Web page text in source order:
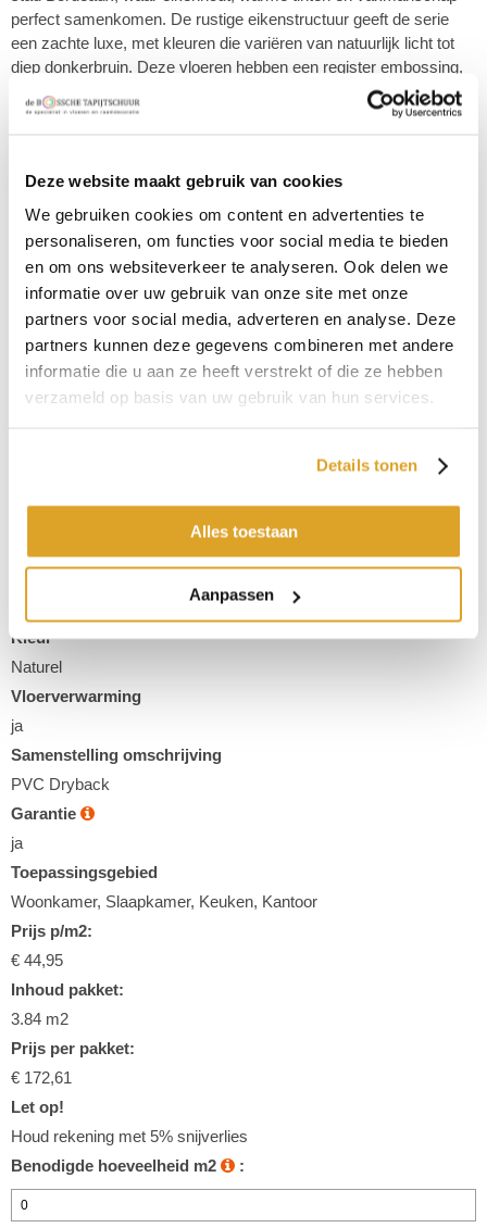
Deze website maakt gebruik van cookies
We gebruiken cookies om content en advertenties te
personaliseren, om functies voor social media te bieden
en om ons websiteverkeer te analyseren. Ook delen we
informatie over uw gebruik van onze site met onze
partners voor social media, adverteren en analyse. Deze
partners kunnen deze gegevens combineren met andere
informatie die u aan ze heeft verstrekt of die ze hebben
verzameld op basis van uw gebruik van hun services.
Details tonen
Alles toestaan
Aanpassen
perfect samenkomen. De rustige eikenstructuur geeft de serie
een zachte luxe, met kleuren die variëren van natuurlijk licht tot
diep donkerbruin. Deze vloeren hebben een register embossing,
waardoor de natuurlijke structuur van het eikenhout prachtig tot
leven komt, en voel je de textuur echt. Wat deze serie nog
in lijm, click en visgraat.
€ 44,95 p/m2
Productnaam
Vivafloors L8540 rechte plank
Productnummer
L8540
Kleur
Naturel
Vloerverwarming
ja
Samenstelling omschrijving
PVC Dryback
Garantie
ja
Toepassingsgebied
Woonkamer, Slaapkamer, Keuken, Kantoor
Prijs p/m2:
€ 44,95
Inhoud pakket:
3.84 m2
Prijs per pakket:
€ 172,61
Let op!
Houd rekening met 5% snijverlies
Benodigde hoeveelheid m2
: